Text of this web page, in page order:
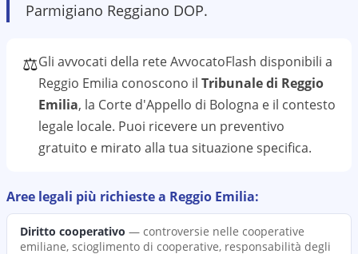
Parmigiano Reggiano DOP.
⚖️Gli avvocati della rete AvvocatoFlash disponibili a
Reggio Emilia conoscono il Tribunale di Reggio
Emilia, la Corte d'Appello di Bologna e il contesto
legale locale. Puoi ricevere un preventivo
gratuito e mirato alla tua situazione specifica.
Aree legali più richieste a Reggio Emilia:
Diritto cooperativo — controversie nelle cooperative
emiliane, scioglimento di cooperative, responsabilità degli